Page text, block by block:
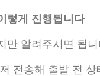
렇게 진행됩니다
만 알려주시면 됩니
전송해 출발 전